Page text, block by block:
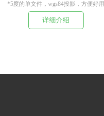
*5度的单文件，wgs84投影，方便好用
详细介绍